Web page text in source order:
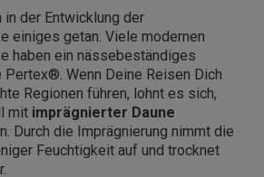
der Entwicklung der
einiges getan. Viele modernen
haben ein nässebeständiges
Pertex®. Wenn Deine Reisen Dich
Regionen führen, lohnt es sich,
mit imprägnierter Daune
Durch die Imprägnierung nimmt die
Feuchtigkeit auf und trocknet